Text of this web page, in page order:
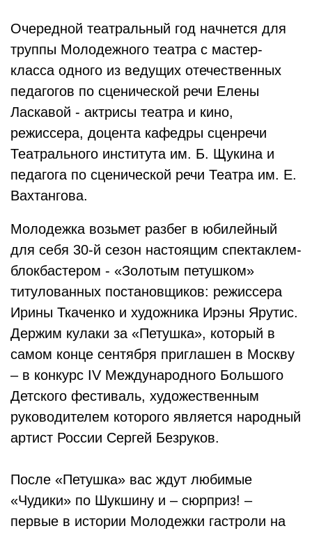
Очередной театральный год начнется для
труппы Молодежного театра с мастер-
класса одного из ведущих отечественных
педагогов по сценической речи Елены
Ласкавой - актрисы театра и кино,
режиссера, доцента кафедры сценречи
Театрального института им. Б. Щукина и
педагога по сценической речи Театра им. Е.
Вахтангова.
Молодежка возьмет разбег в юбилейный
для себя 30-й сезон настоящим спектаклем-
блокбастером - «Золотым петушком»
титулованных постановщиков: режиссера
Ирины Ткаченко и художника Ирэны Ярутис.
Держим кулаки за «Петушка», который в
самом конце сентября приглашен в Москву
– в конкурс IV Международного Большого
Детского фестиваль, художественным
руководителем которого является народный
артист России Сергей Безруков.
После «Петушка» вас ждут любимые
«Чудики» по Шукшину и – сюрприз! –
первые в истории Молодежки гастроли на